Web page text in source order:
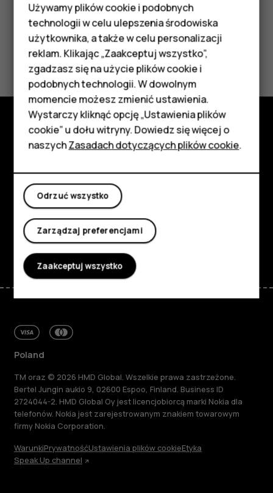
Smartfony
Telefony z funkcjami
podstawowymi
Akcesoria
HMD Terra M
Tablety
Moje konto
Czy te informacje były pomocne?
Tak Nie
Planet and people
Wsparcie
FacebookInstagram
TiktokYoutubeLinkedin
Poland
TM oraz © 2026 HMD Global. Wszelkie prawa zastrzeżone.
Bertel Jungin aukio 9, 02600 Espoo, Finland. Business ID
2724044-2. HMD Global Oy jest licencjobiorcą marki Nokia dla
telefonów. Nokia jest zarejestrowanym znakiem towarowym
firmy Nokia Corporation.
WarunkiPrywatnośćUstawienia plików cookieEtyka
Speak Up channel
Używamy plików cookie i podobnych
technologii w celu ulepszenia środowiska
użytkownika, a także w celu personalizacji
reklam. Klikając „Zaakceptuj wszystko”,
zgadzasz się na użycie plików cookie i
podobnych technologii. W dowolnym
momencie możesz zmienić ustawienia.
Wystarczy kliknąć opcję „Ustawienia plików
cookie” u dołu witryny. Dowiedz się więcej o
naszychZasadach dotyczących plików cookie.
Odrzuć wszystko
Zarządzaj preferencjami
Zaakceptuj wszystko